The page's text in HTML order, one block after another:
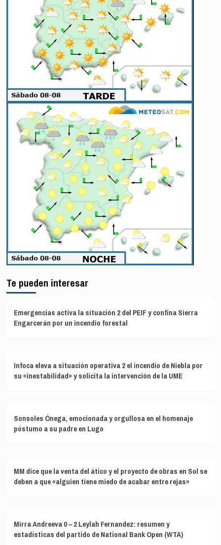
Te pueden interesar
Emergencias activa la situación 2 del PEIF y confina Sierra
Engarcerán por un incendio forestal
Infoca eleva a situación operativa 2 el incendio de Niebla por
su «inestabilidad» y solicita la intervención de la UME
Sonsoles Ónega, emocionada y orgullosa en el homenaje
póstumo a su padre en Lugo
MM dice que la venta del ático y el proyecto de obras en Sol se
deben a que «alguien tiene miedo de acabar entre rejas»
Mirra Andreeva 0 – 2 Leylah Fernandez: resumen y
estadísticas del partido de National Bank Open (WTA)